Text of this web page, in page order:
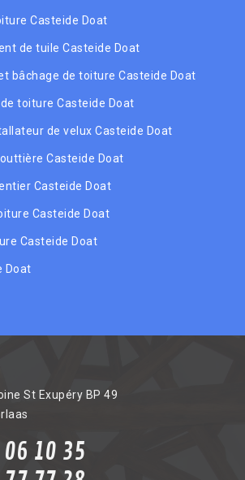
Casteide Doat
de tuile Casteide Doat
bâchage de toiture Casteide Doat
toiture Casteide Doat
de velux Casteide Doat
Casteide Doat
Casteide Doat
Casteide Doat
Casteide Doat
Doat
St Exupéry BP 49
10 35